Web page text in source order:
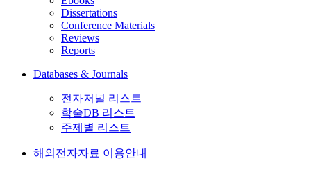
Dissertations
Conference Materials
Reviews
Reports
Databases & Journals
전자저널 리스트
학술DB 리스트
주제별 리스트
해외전자자료 이용안내